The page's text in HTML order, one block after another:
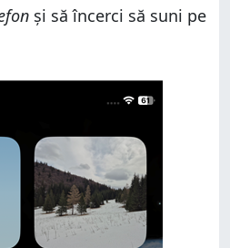
și să încerci să suni pe